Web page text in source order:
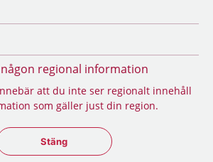
någon regional information
att du inte ser regionalt innehåll
som gäller just din region.
Stäng regionsväljaren
Stäng